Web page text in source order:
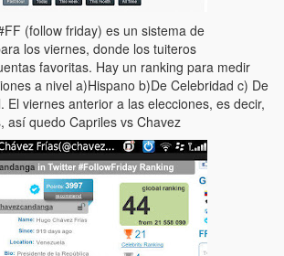
(follow friday) es un sistema de
los viernes, donde los tuiteros
favoritas. Hay un ranking para medir
a nivel a)Hispano b)De Celebridad c) De
El viernes anterior a las elecciones, es decir,
así quedo Capriles vs Chavez